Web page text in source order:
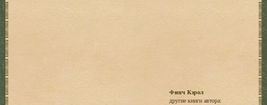
Финч Кэрол
другие книги автора: